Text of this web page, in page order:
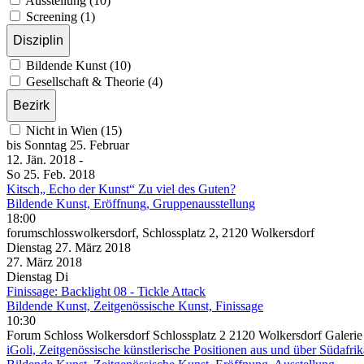
Screening (1)
Disziplin
Bildende Kunst (10)
Gesellschaft & Theorie (4)
Bezirk
Nicht in Wien (15)
bis Sonntag 25. Februar
12. Jän. 2018 -
So 25. Feb. 2018
Kitsch„ Echo der Kunst“ Zu viel des Guten?
Bildende Kunst, Eröffnung, Gruppenausstellung
18:00
forumschlosswolkersdorf, Schlossplatz 2, 2120 Wolkersdorf
Dienstag 27. März 2018
27. März 2018
Dienstag Di
Finissage: Backlight 08 - Tickle Attack
Bildende Kunst, Zeitgenössische Kunst, Finissage
10:30
Forum Schloss Wolkersdorf Schlossplatz 2 2120 Wolkersdorf
iGoli, Zeitgenössische künstlerische Positionen aus und über